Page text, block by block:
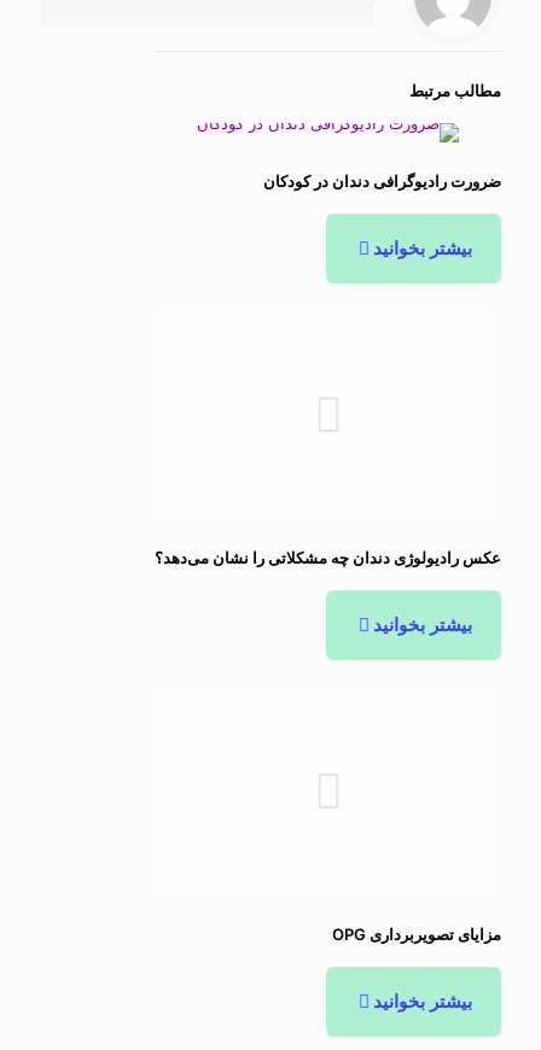
مطالب مرتبط
ضرورت رادیوگرافی دندان در کودکان
بیشتر بخوانید
عکس رادیولوژی دندان چه مشکلاتی را نشان می‌دهد؟
بیشتر بخوانید
مزایای تصویربرداری OPG
بیشتر بخوانید